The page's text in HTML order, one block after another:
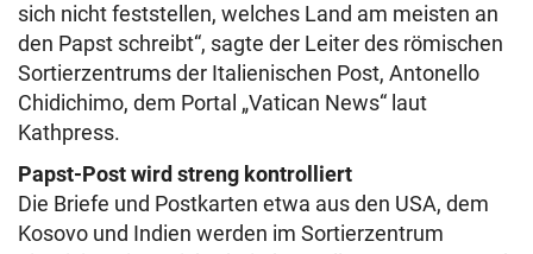
sich nicht feststellen, welches Land am meisten an
den Papst schreibt“, sagte der Leiter des römischen
Sortierzentrums der Italienischen Post, Antonello
Chidichimo, dem Portal „Vatican News“ laut
Kathpress.
Papst-Post wird streng kontrolliert
Die Briefe und Postkarten etwa aus den USA, dem
Kosovo und Indien werden im Sortierzentrum